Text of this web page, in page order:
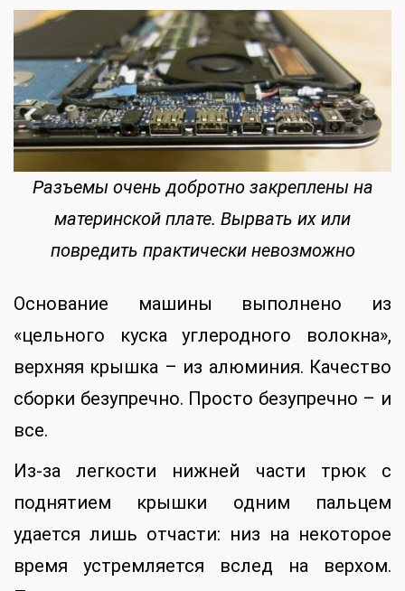
Разъемы очень добротно закреплены на
материнской плате. Вырвать их или
повредить практически невозможно
Основание машины выполнено из
«цельного куска углеродного волокна»,
верхняя крышка – из алюминия. Качество
сборки безупречно. Просто безупречно – и
все.
Из-за легкости нижней части трюк с
поднятием крышки одним пальцем
удается лишь отчасти: низ на некоторое
время устремляется вслед на верхом.